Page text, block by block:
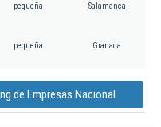
pequeña Salamanca
pequeña Granada
de Empresas Nacional